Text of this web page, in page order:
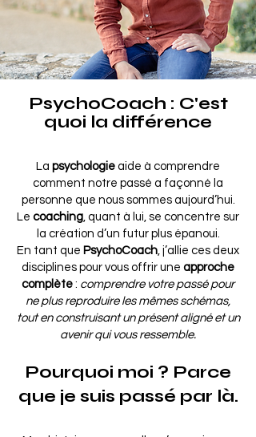
PsychoCoach : C'est
quoi la différence
La psychologie aide à comprendre
comment notre passé a façonné la
personne que nous sommes aujourd’hui.
Le coaching, quant à lui, se concentre sur
la création d’un futur plus épanoui.
En tant que PsychoCoach, j’allie ces deux
disciplines pour vous offrir une approche
complète : comprendre votre passé pour
ne plus reproduire les mêmes schémas,
tout en construisant un présent aligné et un
avenir qui vous ressemble.
Pourquoi moi ? Parce
que je suis passé par là.